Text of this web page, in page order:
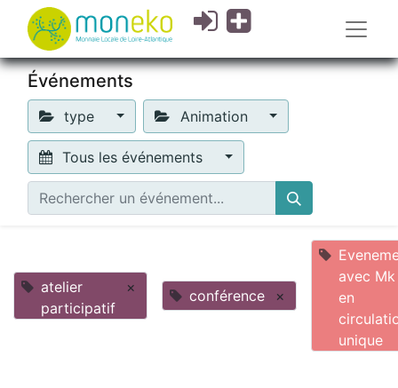
Événements
type Animation
Tous les événements
atelier
participatif
× conférence ×
avec Mk
en
unique